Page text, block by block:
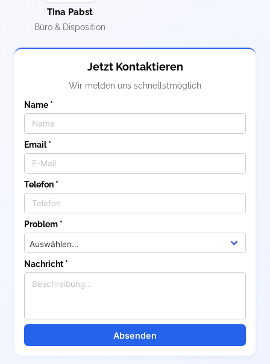
Tina Pabst
Büro & Disposition
Jetzt Kontaktieren
Wir melden uns schnellstmöglich
Name *
Email *
Telefon *
Problem *
Nachricht *
Absenden